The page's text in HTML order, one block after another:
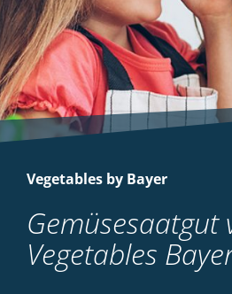
Vegetables by Bayer
Gemüsesaatgut
Vegetables